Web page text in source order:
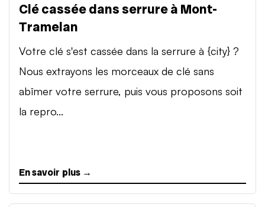
Clé cassée dans serrure à Mont-
Tramelan
Votre clé s'est cassée dans la serrure à {city} ?
Nous extrayons les morceaux de clé sans
abîmer votre serrure, puis vous proposons soit
la repro...
En savoir plus →